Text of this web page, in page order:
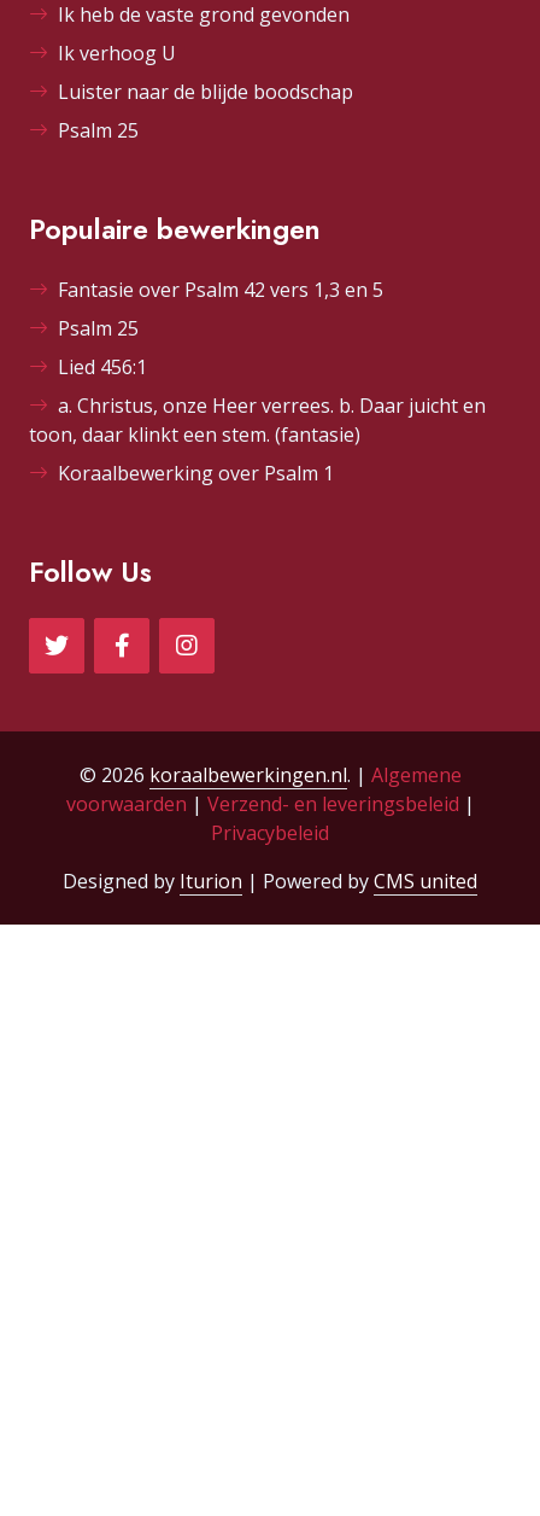
Ik heb de vaste grond gevonden
Ik verhoog U
Luister naar de blijde boodschap
Psalm 25
Populaire bewerkingen
Fantasie over Psalm 42 vers 1,3 en 5
Psalm 25
Lied 456:1
a. Christus, onze Heer verrees. b. Daar juicht en
toon, daar klinkt een stem. (fantasie)
Koraalbewerking over Psalm 1
Follow Us
© 2026 koraalbewerkingen.nl. | Algemene
voorwaarden | Verzend- en leveringsbeleid |
Privacybeleid
Designed by Iturion | Powered byCMS united